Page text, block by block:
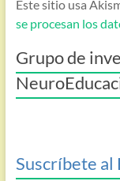
Este sitio usa
se procesan los
Grupo de
Suscríbete al